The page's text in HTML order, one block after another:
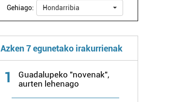
Gehiago: Hondarribia
Azken 7 egunetako irakurrienak
1
Guadalupeko "novenak",
aurten lehenago